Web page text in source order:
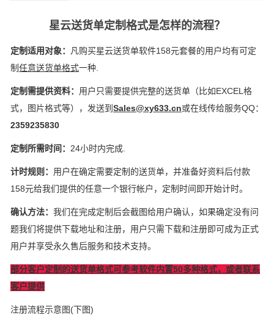
星云送货单定制格式是怎样的流程？
定制适用对象：
凡购买星云送货单软件158元套餐的用户均有可定
制任意送货单格式一种.
定制需提供资料： 用户只需要提供完整的送货单（比如EXCEL格
式，图片格式等） ，发送到 Sales@xy633.cn或在线传给服务QQ：
2359235830
定制所需时间： 24小时内完成.
计时规则： 用户在确定需要定制的送货单，并准备好资料后付款
158元给我们提供的任意一个银行帐户，定制时间即开始计时。
确认方法： 我们在完成定制后会截图给用户确认，如果确定没有问
题我们将提供下载地址和注册，用户只需下载和注册即可成为正式
用户并享受永久售后服务和技术支持。
部分客户定制的送货单格式可参考软件内置50多种格式，或者联系
客户提供
注册流程示意图(下图)